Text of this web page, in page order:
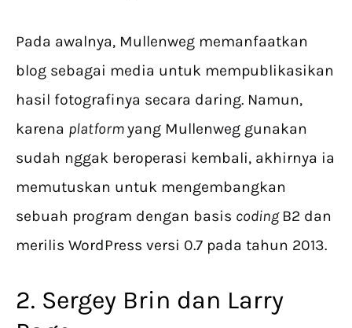
Pada awalnya, Mullenweg memanfaatkan
blog sebagai media untuk mempublikasikan
hasil fotografinya secara daring. Namun,
karena platformyang Mullenweg gunakan
sudah nggak beroperasi kembali, akhirnya ia
memutuskan untuk mengembangkan
sebuah program dengan basis coding B2 dan
merilis WordPress versi 0.7 pada tahun 2013.
2. Sergey Brin dan Larry